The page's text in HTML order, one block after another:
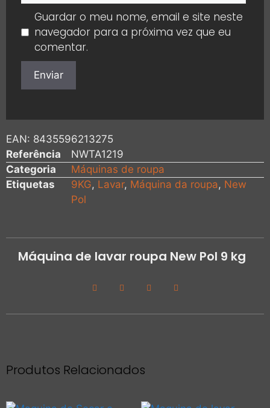
Guardar o meu nome, email e site neste
navegador para a próxima vez que eu
comentar.
EAN: 8435596213275
Referência
NWTA1219
Categoria
Máquinas de roupa
Etiquetas
9KG, Lavar, Máquina da roupa, New
Pol
Máquina de lavar roupa New Pol 9 kg
Produtos Relacionados